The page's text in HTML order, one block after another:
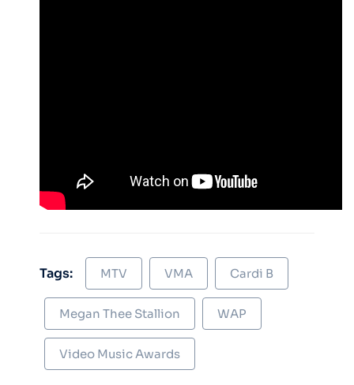
Tags: MTV VMA Cardi B
Megan Thee Stallion WAP
Video Music Awards